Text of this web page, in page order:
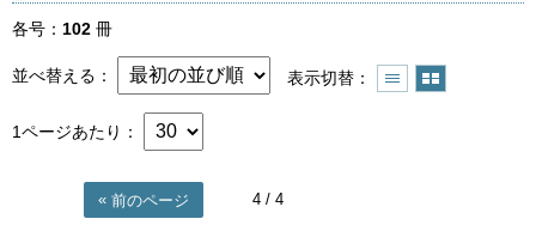
各号 102 冊
並べ替える 表示切替
1ページあたり
前のページ 4 / 4